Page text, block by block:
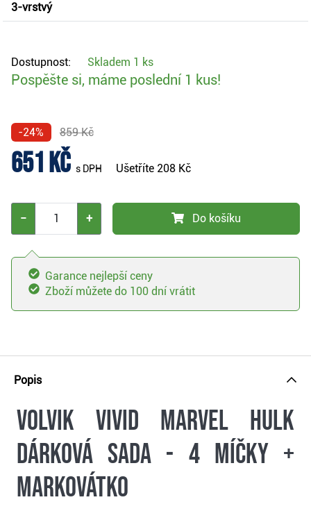
3-vrstvý
Dostupnost: Skladem 1 ks
Pospěšte si, máme poslední 1 kus!
-24% 859 Kč
651 Kč s DPH Ušetříte 208 Kč
− + Do košíku
Garance nejlepší ceny
Zboží můžete do 100 dní vrátit
Popis
Volvik VIVID MARVEL HULK
dárková sada - 4 míčky +
markovátko